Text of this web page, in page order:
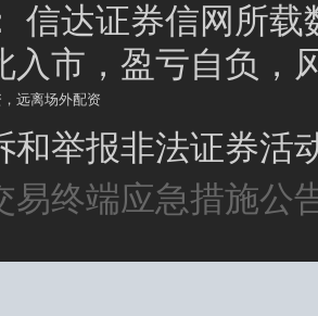
信达证券信网所
入市，盈亏自负，
远离场外配资
、风险大，要远离!
和举报非法证券活
易终端应急措施公